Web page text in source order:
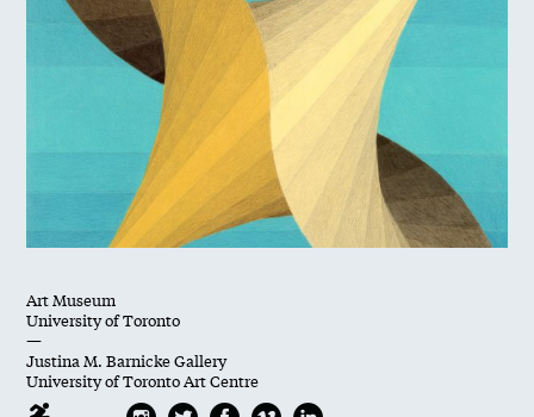
Art Museum
University of Toronto
—
Justina M. Barnicke Gallery
University of Toronto Art Centre